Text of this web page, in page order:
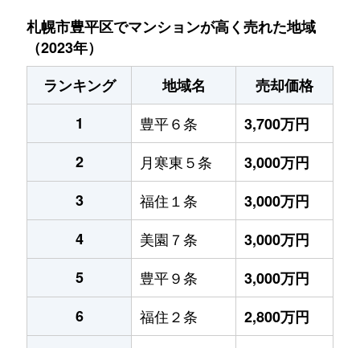
札幌市豊平区でマンションが高く売れた地域
（2023年）
ランキング
地域名
売却価格
1
豊平６条
3,700万円
2
月寒東５条
3,000万円
3
福住１条
3,000万円
4
美園７条
3,000万円
5
豊平９条
3,000万円
6
福住２条
2,800万円